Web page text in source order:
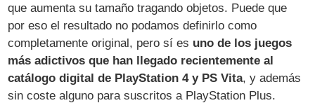
que aumenta su tamaño tragando objetos. Puede que
por eso el resultado no podamos definirlo como
completamente original, pero sí es uno de los juegos
más adictivos que han llegado recientemente al
catálogo digital de PlayStation 4 y PS Vita, y además
sin coste alguno para suscritos a PlayStation Plus.